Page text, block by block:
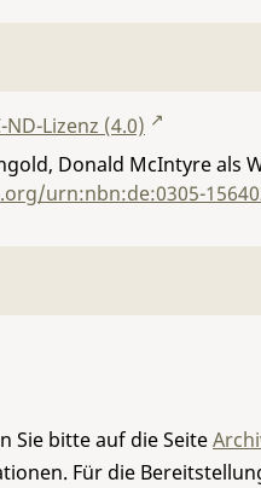
ND-Lizenz (4.0)
Donald McIntyre als
urn:nbn:de:0305-
Sie bitte auf die Seite
Für die